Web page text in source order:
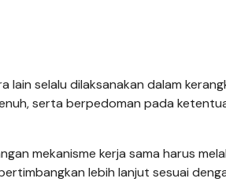
selalu dilaksanakan dalam
serta berpedoman pada
mekanisme kerja sama harus
lebih lanjut sesuai